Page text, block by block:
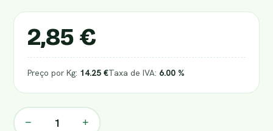
2,85 €
Preço por Kg: 14.25 €Taxa de IVA: 6.00 %
− +